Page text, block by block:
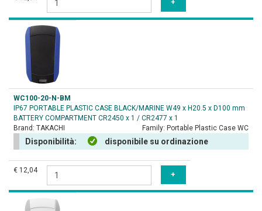
WC100-20-N-BM
IP67 PORTABLE PLASTIC CASE BLACK/MARINE W49 x H20.5 x D100 mm
BATTERY COMPARTMENT CR2450 x 1 / CR2477 x 1
Brand: TAKACHI Family: Portable Plastic Case WC
Disponibilità: disponibile su ordinazione
€ 12,04